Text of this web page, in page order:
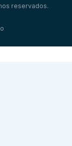
reservados.